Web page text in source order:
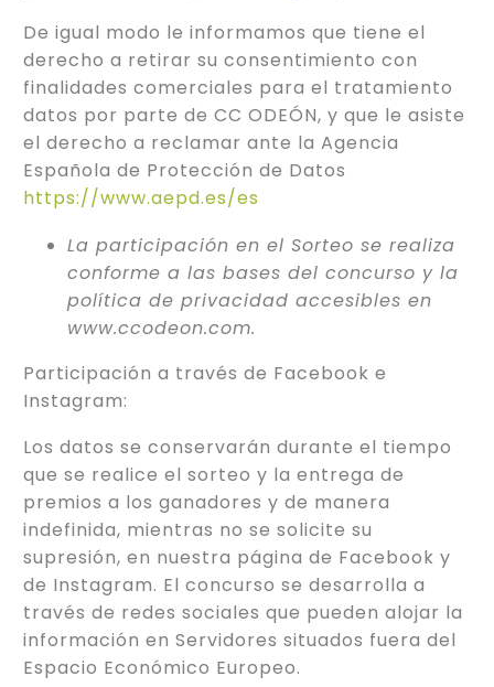
De igual modo le informamos que tiene el
derecho a retirar su consentimiento con
finalidades comerciales para el tratamiento
datos por parte de CC ODEÓN, y que le asiste
el derecho a reclamar ante la Agencia
Española de Protección de Datos
https://www.aepd.es/es
La participación en el Sorteo se realiza
conforme a las bases del concurso y la
política de privacidad accesibles en
www.ccodeon.com.
Participación a través de Facebook e
Instagram:
Los datos se conservarán durante el tiempo
que se realice el sorteo y la entrega de
premios a los ganadores y de manera
indefinida, mientras no se solicite su
supresión, en nuestra página de Facebook y
de Instagram. El concurso se desarrolla a
través de redes sociales que pueden alojar la
información en Servidores situados fuera del
Espacio Económico Europeo.